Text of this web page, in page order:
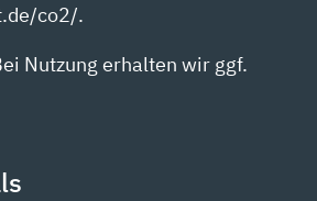
co2/.
Nutzung erhalten wir ggf.